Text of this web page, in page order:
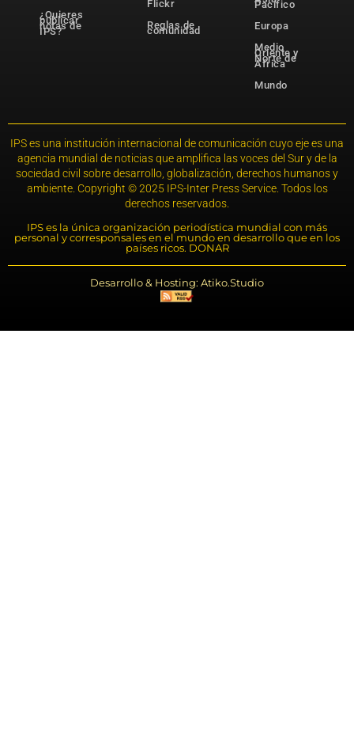
¿Quieres
publicar
notas de
IPS?
Flickr
Reglas de
comunidad
Pacífico
Europa
Medio
Oriente y
Norte de
África
Mundo
IPS es una institución internacional de comunicación cuyo eje es una
agencia mundial de noticias que amplifica las voces del Sur y de la
sociedad civil sobre desarrollo, globalización, derechos humanos y
ambiente. Copyright © 2025 IPS-Inter Press Service. Todos los
derechos reservados.
IPS es la única organización periodística mundial con más
personal y corresponsales en el mundo en desarrollo que en los
países ricos. DONAR
Desarrollo & Hosting: Atiko.Studio